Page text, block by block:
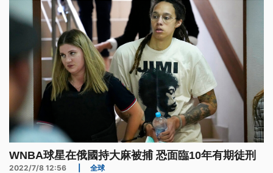
WNBA球星在俄國持大麻被捕 恐面臨10年有期徒刑
2022/7/8 12:56 全球